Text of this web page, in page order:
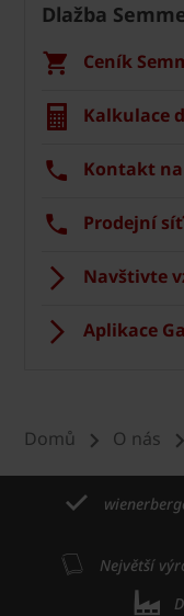
Dlažba
Ceník
Kalkulace
Kontakt
Prodejní síť
Navštivte
Aplikace
Domů O nás
Největší